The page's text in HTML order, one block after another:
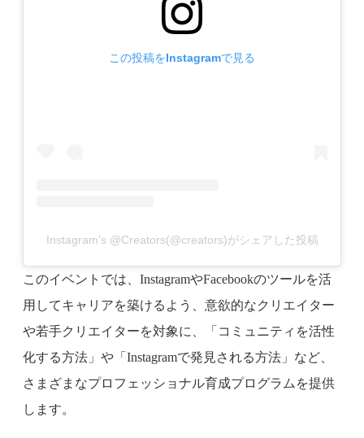
この投稿をInstagramで見る
Instagram’s @Creators(@creators)がシェアした投稿
このイベントでは、InstagramやFacebookのツールを活
用してキャリアを築けるよう、意欲的なクリエイター
や若手クリエイターを対象に、「コミュニティを活性
化する方法」や「Instagramで発見される方法」など、
さまざまなプロフェッショナル育成プログラムを提供
します。